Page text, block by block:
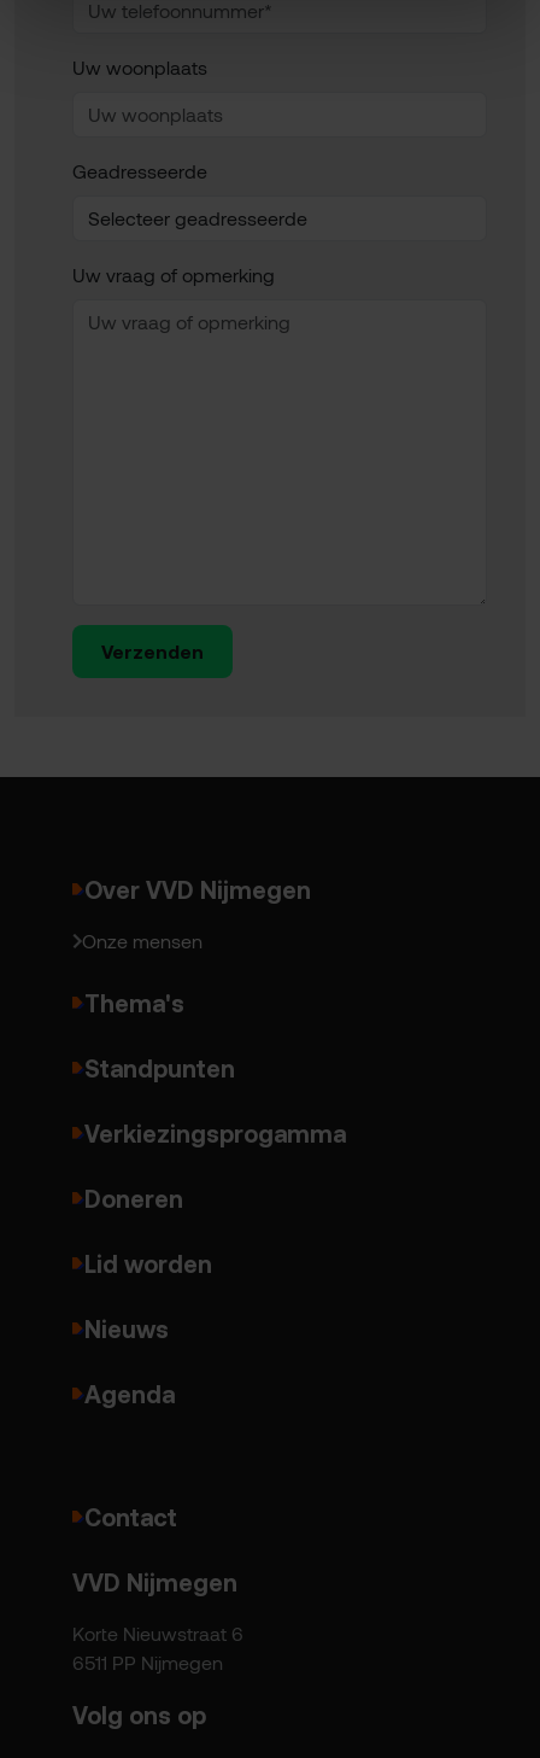
Uw woonplaats
Geadresseerde
Uw vraag of opmerking
Verzenden
Over VVD Nijmegen
Onze mensen
Thema's
Standpunten
Verkiezingsprogamma
Doneren
Lid worden
Nieuws
Agenda
Contact
VVD Nijmegen
Korte Nieuwstraat 6
6511 PP Nijmegen
Volg ons op